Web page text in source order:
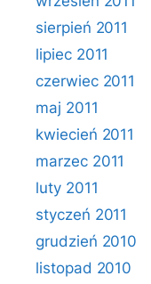
sierpień 2011
lipiec 2011
czerwiec 2011
maj 2011
kwiecień 2011
marzec 2011
luty 2011
styczeń 2011
grudzień 2010
listopad 2010